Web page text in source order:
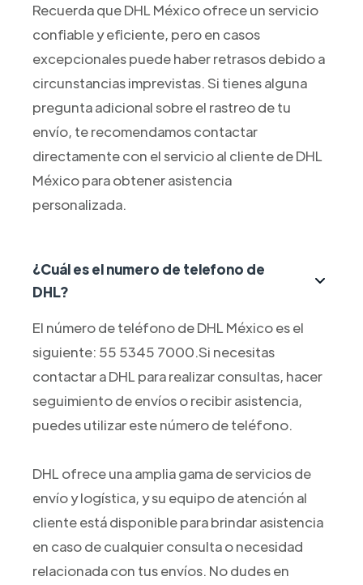
Recuerda que DHL México ofrece un servicio
confiable y eficiente, pero en casos
excepcionales puede haber retrasos debido a
circunstancias imprevistas. Si tienes alguna
pregunta adicional sobre el rastreo de tu
envío, te recomendamos contactar
directamente con el servicio al cliente de DHL
México para obtener asistencia
personalizada.
¿Cuál es el numero de telefono de
DHL?
El número de teléfono de DHL México es el
siguiente: 55 5345 7000.Si necesitas
contactar a DHL para realizar consultas, hacer
seguimiento de envíos o recibir asistencia,
puedes utilizar este número de teléfono.
DHL ofrece una amplia gama de servicios de
envío y logística, y su equipo de atención al
cliente está disponible para brindar asistencia
en caso de cualquier consulta o necesidad
relacionada con tus envíos. No dudes en